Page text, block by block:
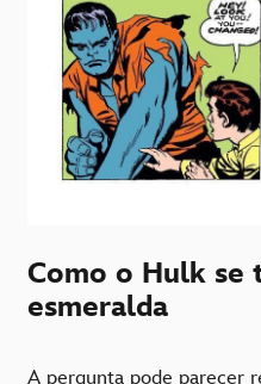
Como o Hulk se
esmeralda
A pergunta pode parecer